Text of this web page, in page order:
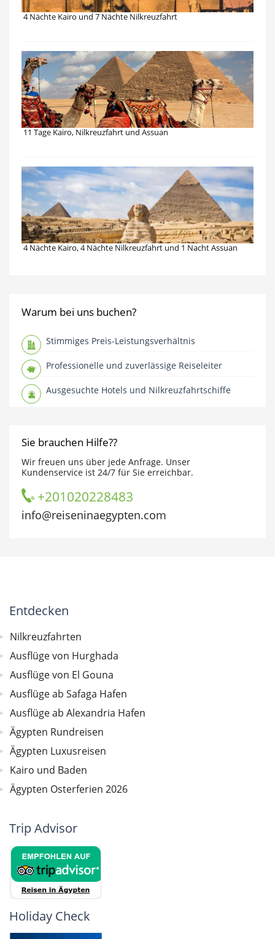
4 Nächte Kairo und 7 Nächte Nilkreuzfahrt
11 Tage Kairo, Nilkreuzfahrt und Assuan
4 Nächte Kairo, 4 Nächte Nilkreuzfahrt und 1 Nacht Assuan
Warum bei uns buchen?
Stimmiges Preis-Leistungsverhältnis
Professionelle und zuverlässige Reiseleiter
Ausgesuchte Hotels und Nilkreuzfahrtschiffe
Sie brauchen Hilfe??
Wir freuen uns über jede Anfrage. Unser
Kundenservice ist 24/7 für Sie erreichbar.
+201020228483
info@reiseninaegypten.com
Entdecken
Nilkreuzfahrten
Ausflüge von Hurghada
Ausflüge von El Gouna
Ausflüge ab Safaga Hafen
Ausflüge ab Alexandria Hafen
Ägypten Rundreisen
Ägypten Luxusreisen
Kairo und Baden
Ägypten Osterferien 2026
Trip Advisor
Holiday Check